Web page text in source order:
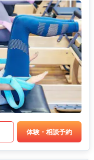
体験・相談予約